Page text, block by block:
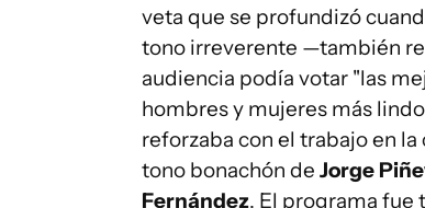
veta que se profundizó
tono irreverente —también
audiencia podía votar "las
hombres y mujeres más
reforzaba con el trabajo en
tono bonachón de Jorge
Fernández. El programa fue